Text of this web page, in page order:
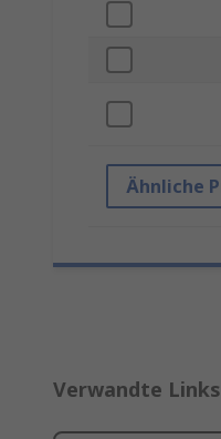
Ähnliche
Verwandte Links